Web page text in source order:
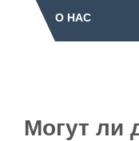
О НАС
Могут ли